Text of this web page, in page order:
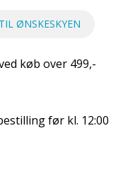
ØNSKESKYEN
køb over 499,-
før kl. 12:00